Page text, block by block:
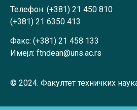
Телефон: (+381) 21 450 810
(+381) 21 6350 413
Факс: (+381) 21 458 133
Имејл: ftndean@uns.ac.rs
© 2024. Факултет техничких